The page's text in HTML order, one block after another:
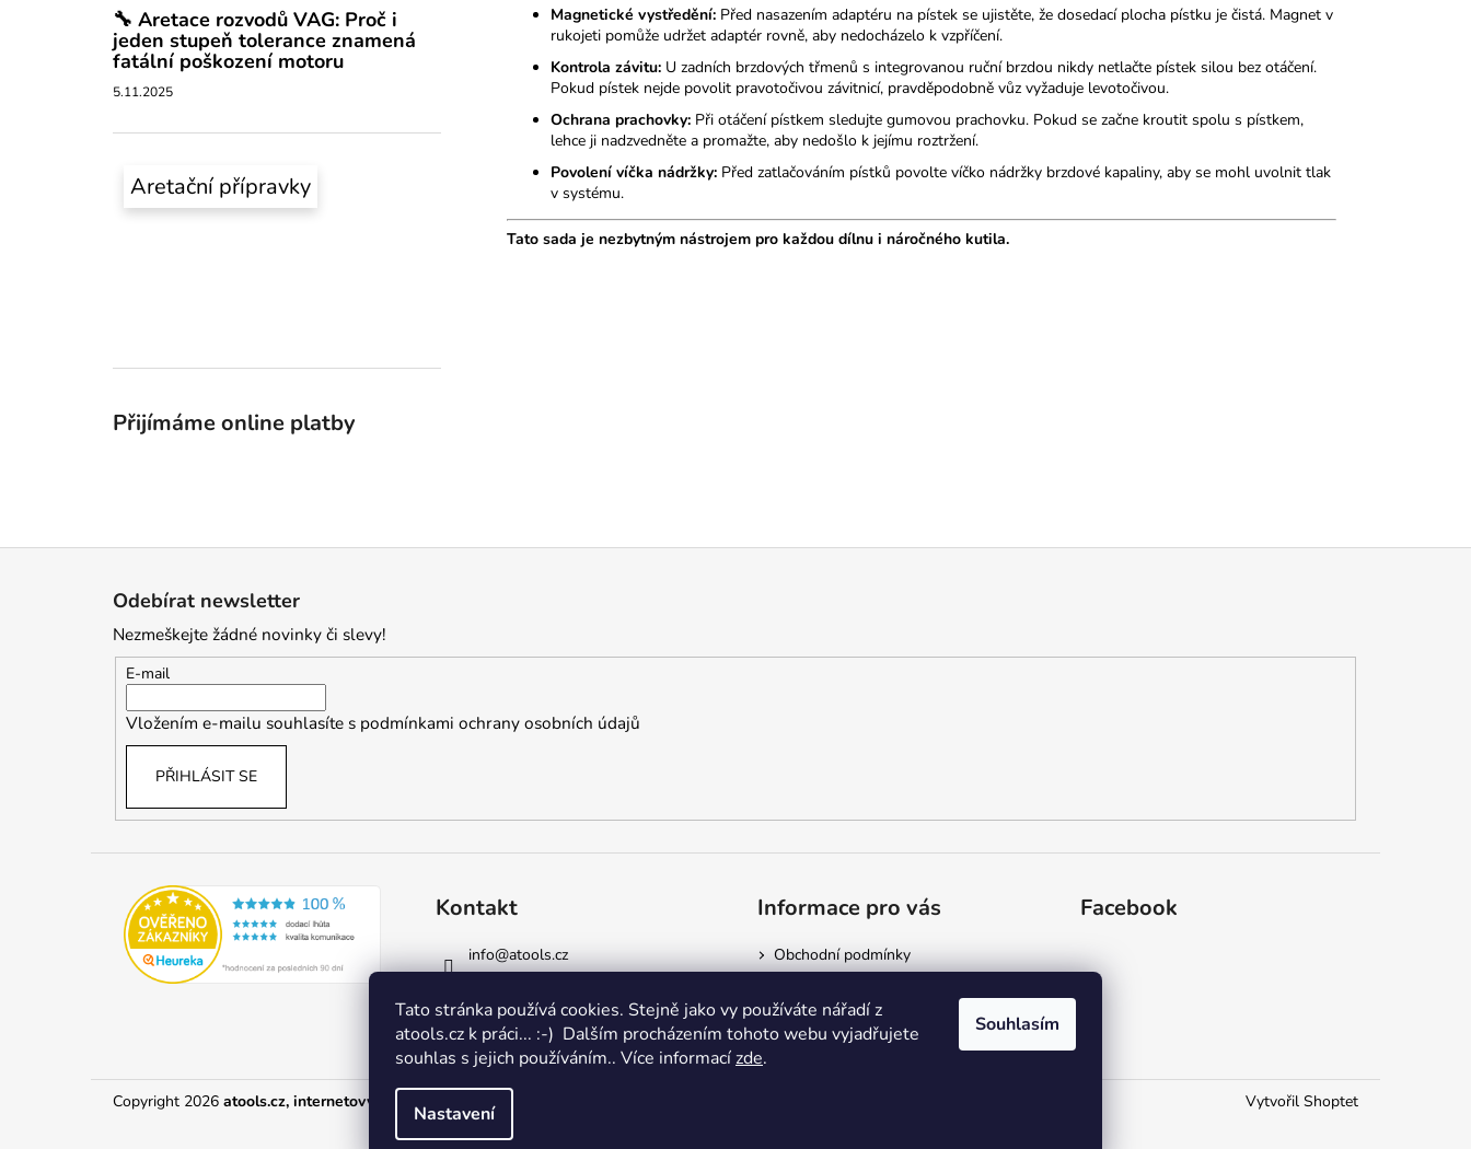
Tato stránka používá cookies. Stejně jako vy používáte nářadí z
atools.cz k práci... :-) Dalším procházením tohoto webu vyjadřujete
souhlas s jejich používáním.. Více informacízde.
Nastavení
Souhlasím
🔧 Aretace rozvodů VAG: Proč i
jeden stupeň tolerance znamená
fatální poškození motoru
5.11.2025
Aretační přípravky
Přijímáme online platby
Magnetické vystředění: Před nasazením adaptéru na pístek se ujistěte, že dosedací plocha pístku je čistá. Magnet v
rukojeti pomůže udržet adaptér rovně, aby nedocházelo k vzpříčení.
Kontrola závitu: U zadních brzdových třmenů s integrovanou ruční brzdou nikdy netlačte pístek silou bez otáčení.
Pokud pístek nejde povolit pravotočivou závitnicí, pravděpodobně vůz vyžaduje levotočivou.
Ochrana prachovky: Při otáčení pístkem sledujte gumovou prachovku. Pokud se začne kroutit spolu s pístkem,
lehce ji nadzvedněte a promažte, aby nedošlo k jejímu roztržení.
Povolení víčka nádržky: Před zatlačováním pístků povolte víčko nádržky brzdové kapaliny, aby se mohl uvolnit tlak
v systému.
Tato sada je nezbytným nástrojem pro každou dílnu i náročného kutila.
Odebírat newsletter
Nezmeškejte žádné novinky či slevy!
E-mail
Vložením e-mailu souhlasíte s podmínkami ochrany osobních údajů
PŘIHLÁSIT SE
Kontakt
info@atools.cz
Informace pro vás
Obchodní podmínky
Doprava a platba
Kontakty
Facebook
Vytvořil Shoptet
Copyright 2026 atools.cz, internetový obchod s autodílenským nářadím